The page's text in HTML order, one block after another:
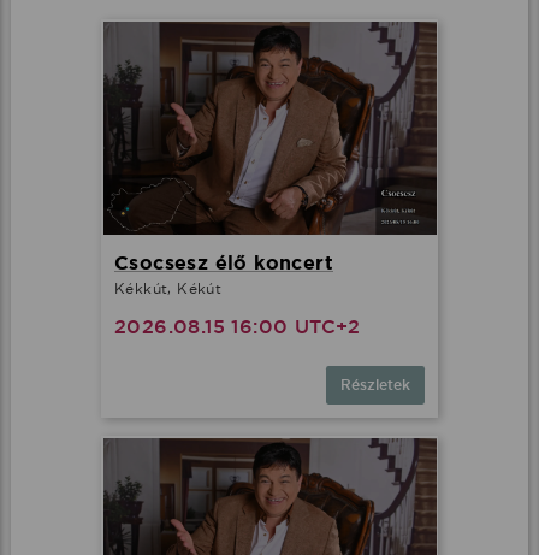
Csocsesz élő koncert
Kékkút, Kékút
2026.08.15 16:00 UTC+2
Részletek